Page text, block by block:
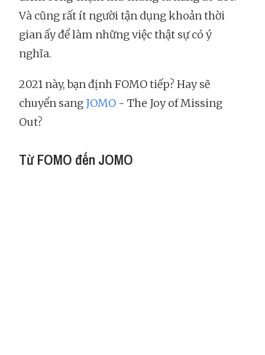
Và cũng rất ít người tận dụng khoản thời
gian ấy để làm những việc thật sự có ý
nghĩa.
2021 này, bạn định FOMO tiếp? Hay sẽ
chuyển sang JOMO - The Joy of Missing
Out?
Từ FOMO đến JOMO